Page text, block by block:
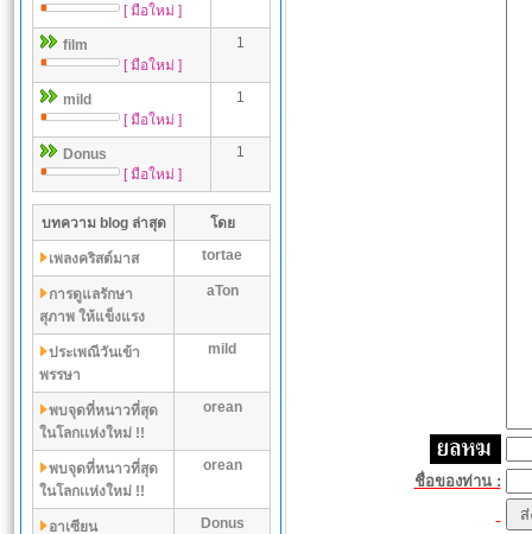
[ มือใหม่ ]
film
[ มือใหม่ ]
1
mild
[ มือใหม่ ]
1
Donus
[ มือใหม่ ]
1
บทความ blog ล่าสุด โดย
เพลงคริสต์มาส tortae
การดูแลรักษา
สุภาพ ให้แข็งแรง
aTon
ประเพณีวันเข้า
พรรษา
mild
พบจุดที่หนาวที่สุด
ในโลกเเห่งใหม่ !!
orean
พบจุดที่หนาวที่สุด
ในโลกเเห่งใหม่ !!
orean
อาเซียน Donus
ชื่อของท่าน :